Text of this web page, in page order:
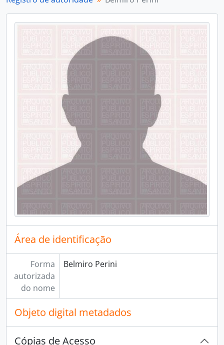
Área de identificação
Forma
autorizada
do nome
Belmiro Perini
Objeto digital metadados
Cópias de Acesso